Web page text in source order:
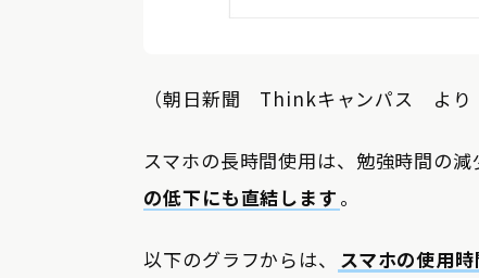
（朝日新聞 Thinkキャンパス より
スマホの長時間使用は、勉強時間の
の低下にも直結します 。
以下のグラフからは、 スマホの使用